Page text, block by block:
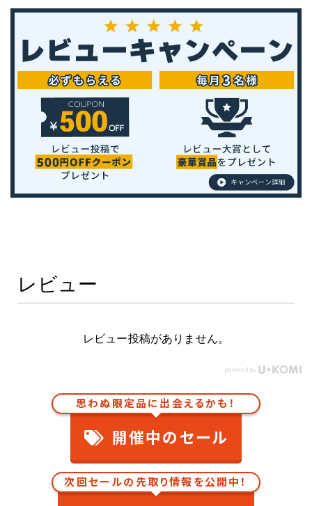
レビュー
レビュー投稿がありません。
思わぬ限定品に出会えるかも！
開催中のセール
次回セールの先取り情報を公開中！